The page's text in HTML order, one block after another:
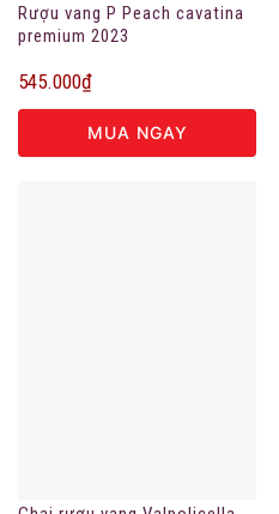
Rượu vang P Peach cavatina
premium 2023
545.000₫
MUA NGAY